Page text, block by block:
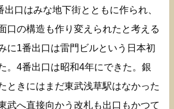
出口はみな地下街とともに作られ、
口の構造も作り変えられたと考える
に1番出口は雷門ビルという日本初
。4番出口は昭和4年にできた。銀
ときにはまだ東武浅草駅はなかった
武へ直接向かう改札も出口もかつて